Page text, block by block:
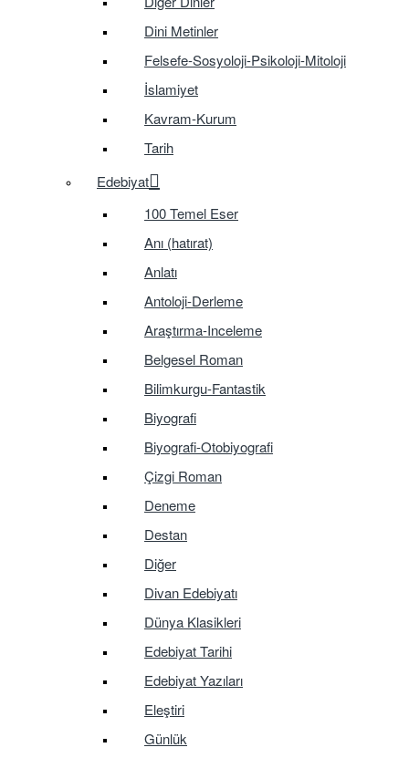
Dini Metinler
Felsefe-Sosyoloji-Psikoloji-Mitoloji
İslamiyet
Kavram-Kurum
Tarih
Edebiyat
100 Temel Eser
Anı (hatırat)
Anlatı
Antoloji-Derleme
Araştırma-Inceleme
Belgesel Roman
Bilimkurgu-Fantastik
Biyografi
Biyografi-Otobiyografi
Çizgi Roman
Deneme
Destan
Diğer
Divan Edebiyatı
Dünya Klasikleri
Edebiyat Tarihi
Edebiyat Yazıları
Eleştiri
Günlük